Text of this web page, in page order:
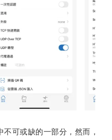
可或缺的一部分，然而，